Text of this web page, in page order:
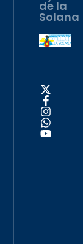
de la
Solana